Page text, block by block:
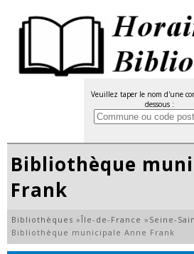
Veuillez taper le nom d'une
dessous :
Bibliothèque
Frank
Bibliothèques »Île-de-France » Seine-
Bibliothèque municipale Anne Frank